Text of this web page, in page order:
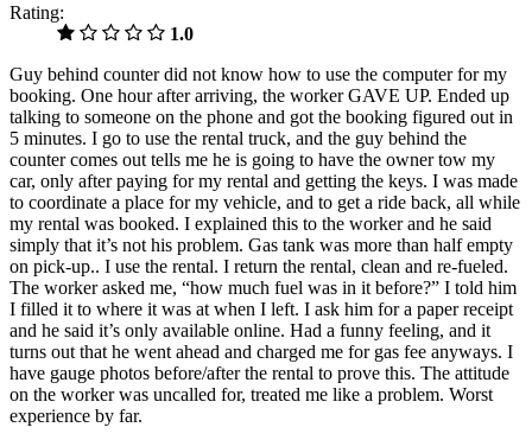
Rating:
1.0
Guy behind counter did not know how to use the computer for my
booking. One hour after arriving, the worker GAVE UP. Ended up
talking to someone on the phone and got the booking figured out in
5 minutes. I go to use the rental truck, and the guy behind the
counter comes out tells me he is going to have the owner tow my
car, only after paying for my rental and getting the keys. I was made
to coordinate a place for my vehicle, and to get a ride back, all while
my rental was booked. I explained this to the worker and he said
simply that it’s not his problem. Gas tank was more than half empty
on pick-up.. I use the rental. I return the rental, clean and re-fueled.
The worker asked me, “how much fuel was in it before?” I told him
I filled it to where it was at when I left. I ask him for a paper receipt
and he said it’s only available online. Had a funny feeling, and it
turns out that he went ahead and charged me for gas fee anyways. I
have gauge photos before/after the rental to prove this. The attitude
on the worker was uncalled for, treated me like a problem. Worst
experience by far.